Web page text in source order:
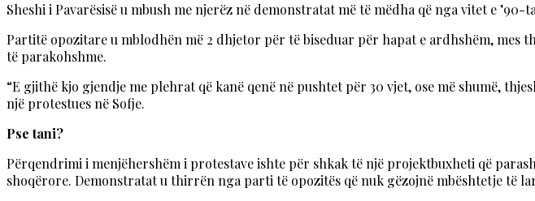
Sheshi i Pavarësisë u mbush me njerëz në demonstratat më të mëdha që nga vitet e ’90-
Partitë opozitare u mblodhën më 2 dhjetor për të biseduar për hapat e ardhshëm, mes
të parakohshme.
“E gjithë kjo gjendje me plehrat që kanë qenë në pushtet për 30 vjet, ose më shumë,
një protestues në Sofje.
Pse tani?
Përqendrimi i menjëhershëm i protestave ishte për shkak të një projektbuxheti që
shoqërore. Demonstratat u thirrën nga parti të opozitës që nuk gëzojnë mbështetje të